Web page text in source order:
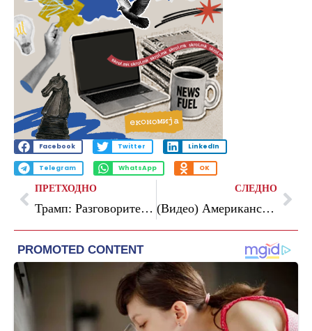
Facebook Twitter LinkedIn
Telegram WhatsApp OK
ПРЕТХОДНО
Трамп: Разговорите со Иран се во тек, никогаш не знаете каде одат
СЛЕДНО
(Видео) Американската војска со проектил погоди танкер што се движеше кон Иран